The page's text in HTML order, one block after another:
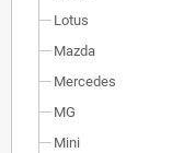
Lotus
Mazda
Mercedes
MG
Mini